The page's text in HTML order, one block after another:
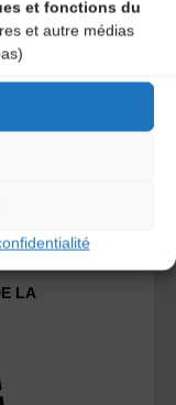
et fonctions du
et autre médias
LA